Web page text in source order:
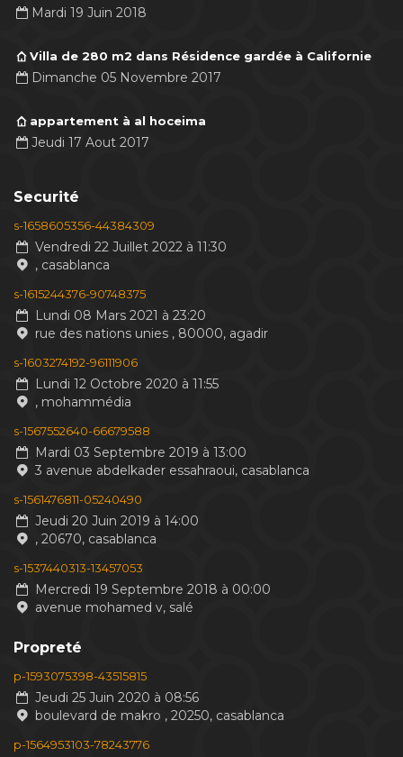
Mardi 19 Juin 2018
Villa de 280 m2 dans Résidence gardée à Californie
Dimanche 05 Novembre 2017
appartement à al hoceima
Jeudi 17 Aout 2017
Securité
s-1658605356-44384309
Vendredi 22 Juillet 2022 à 11:30
, casablanca
s-1615244376-90748375
Lundi 08 Mars 2021 à 23:20
rue des nations unies , 80000, agadir
s-1603274192-96111906
Lundi 12 Octobre 2020 à 11:55
, mohammédia
s-1567552640-66679588
Mardi 03 Septembre 2019 à 13:00
3 avenue abdelkader essahraoui, casablanca
s-1561476811-05240490
Jeudi 20 Juin 2019 à 14:00
, 20670, casablanca
s-1537440313-13457053
Mercredi 19 Septembre 2018 à 00:00
avenue mohamed v, salé
Propreté
p-1593075398-43515815
Jeudi 25 Juin 2020 à 08:56
boulevard de makro , 20250, casablanca
p-1564953103-78243776